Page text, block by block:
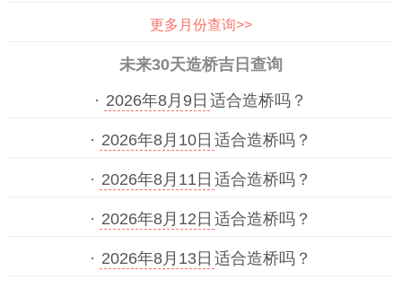
更多月份查询>>
未来30天造桥吉日查询
· 2026年8月9日 适合造桥吗？
· 2026年8月10日 适合造桥吗？
· 2026年8月11日 适合造桥吗？
· 2026年8月12日 适合造桥吗？
· 2026年8月13日 适合造桥吗？